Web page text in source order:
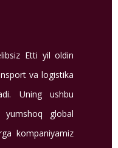
Etti yil oldin
va logistika
Uning ushbu
global
kompaniyamiz